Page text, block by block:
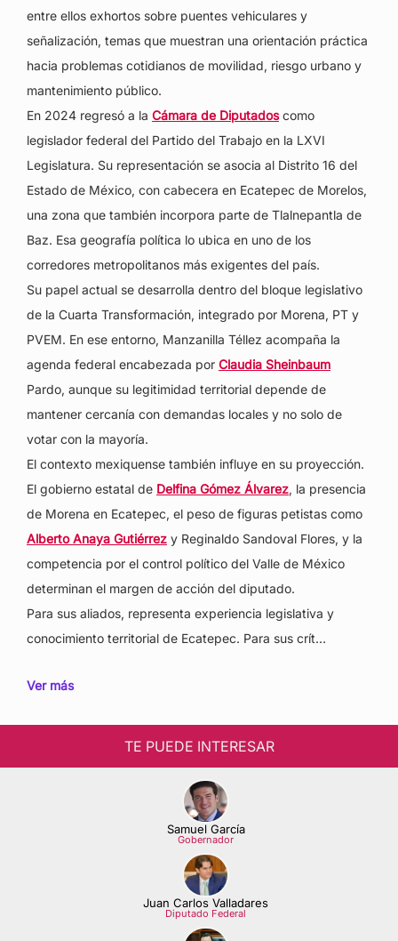
entre ellos exhortos sobre puentes vehiculares y
señalización, temas que muestran una orientación práctica
hacia problemas cotidianos de movilidad, riesgo urbano y
mantenimiento público.
En 2024 regresó a la Cámara de Diputadoscomo
legislador federal del Partido del Trabajo en la LXVI
Legislatura. Su representación se asocia al Distrito 16 del
Estado de México, con cabecera en Ecatepec de Morelos,
una zona que también incorpora parte de Tlalnepantla de
Baz. Esa geografía política lo ubica en uno de los
corredores metropolitanos más exigentes del país.
Su papel actual se desarrolla dentro del bloque legislativo
de la Cuarta Transformación, integrado por Morena, PT y
PVEM. En ese entorno, Manzanilla Téllez acompaña la
agenda federal encabezada por Claudia Sheinbaum
Pardo, aunque su legitimidad territorial depende de
mantener cercanía con demandas locales y no solo de
votar con la mayoría.
El contexto mexiquense también influye en su proyección.
El gobierno estatal de Delfina Gómez Álvarez, la presencia
de Morena en Ecatepec, el peso de figuras petistas como
Alberto Anaya Gutiérrez y Reginaldo Sandoval Flores, y la
competencia por el control político del Valle de México
determinan el margen de acción del diputado.
Para sus aliados, representa experiencia legislativa y
conocimiento territorial de Ecatepec. Para sus crít…
Ver más
TE PUEDE INTERESAR
Samuel García
Gobernador
Juan Carlos Valladares
Diputado Federal